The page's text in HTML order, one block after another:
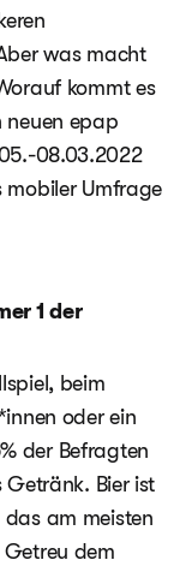
was macht
kommt es
neuen epap
08.03.2022
mobiler Umfrage
1 der
beim
oder ein
der Befragten
Getränk. Bier ist
das am meisten
dem